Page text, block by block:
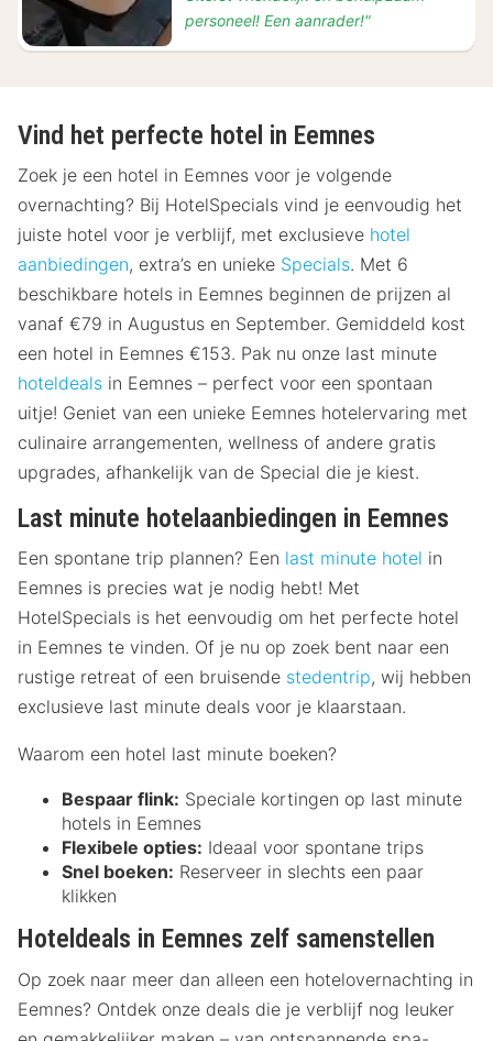
personeel! Een aanrader!"
Vind het perfecte hotel in Eemnes
Zoek je een hotel in Eemnes voor je volgende
overnachting? Bij HotelSpecials vind je eenvoudig het
juiste hotel voor je verblijf, met exclusieve hotel
aanbiedingen, extra’s en unieke Specials. Met 6
beschikbare hotels in Eemnes beginnen de prijzen al
vanaf €79 in Augustus en September. Gemiddeld kost
een hotel in Eemnes €153. Pak nu onze last minute
hoteldeals in Eemnes – perfect voor een spontaan
uitje! Geniet van een unieke Eemnes hotelervaring met
culinaire arrangementen, wellness of andere gratis
upgrades, afhankelijk van de Special die je kiest.
Last minute hotelaanbiedingen in Eemnes
Een spontane trip plannen? Een last minute hotel in
Eemnes is precies wat je nodig hebt! Met
HotelSpecials is het eenvoudig om het perfecte hotel
in Eemnes te vinden. Of je nu op zoek bent naar een
rustige retreat of een bruisende stedentrip, wij hebben
exclusieve last minute deals voor je klaarstaan.
Waarom een hotel last minute boeken?
Bespaar flink: Speciale kortingen op last minute
hotels in Eemnes
Flexibele opties: Ideaal voor spontane trips
Snel boeken: Reserveer in slechts een paar
klikken
Hoteldeals in Eemnes zelf samenstellen
Op zoek naar meer dan alleen een hotelovernachting in
Eemnes? Ontdek onze deals die je verblijf nog leuker